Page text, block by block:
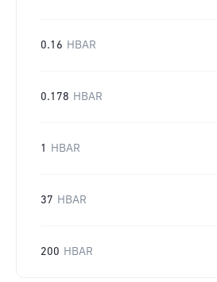
0.16 HBAR
0.178 HBAR
1 HBAR
37 HBAR
200 HBAR